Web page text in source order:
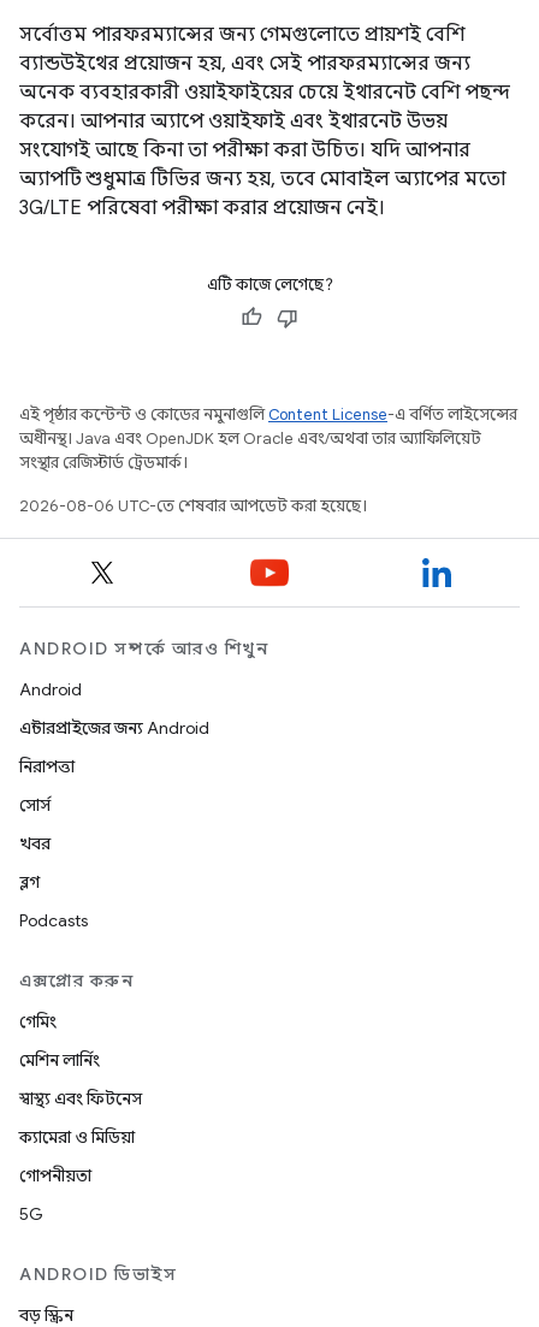
সর্বোত্তম পারফরম্যান্সের জন্য গেমগুলোতে প্রায়শই বেশি
ব্যান্ডউইথের প্রয়োজন হয়, এবং সেই পারফরম্যান্সের জন্য
অনেক ব্যবহারকারী ওয়াইফাইয়ের চেয়ে ইথারনেট বেশি পছন্দ
করেন। আপনার অ্যাপে ওয়াইফাই এবং ইথারনেট উভয়
সংযোগই আছে কিনা তা পরীক্ষা করা উচিত। যদি আপনার
অ্যাপটি শুধুমাত্র টিভির জন্য হয়, তবে মোবাইল অ্যাপের মতো
3G/LTE পরিষেবা পরীক্ষা করার প্রয়োজন নেই।
এটি কাজে লেগেছে?
এই পৃষ্ঠার কন্টেন্ট ও কোডের নমুনাগুলিContent License-এ বর্ণিত লাইসেন্সের
অধীনস্থ। Java এবং OpenJDK হল Oracle এবং/অথবা তার অ্যাফিলিয়েট
সংস্থার রেজিস্টার্ড ট্রেডমার্ক।
2026-08-06 UTC-তে শেষবার আপডেট করা হয়েছে।
ANDROID সম্পর্কে আরও শিখুন
Android
এন্টারপ্রাইজের জন্য Android
নিরাপত্তা
সোর্স
খবর
ব্লগ
Podcasts
এক্সপ্লোর করুন
গেমিং
মেশিন লার্নিং
স্বাস্থ্য এবং ফিটনেস
ক্যামেরা ও মিডিয়া
গোপনীয়তা
5G
ANDROID ডিভাইস
বড় স্ক্রিন